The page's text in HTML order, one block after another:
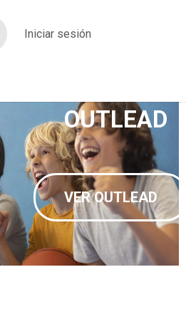
Iniciar sesión
VER OUTLEAD
OUTLEAD